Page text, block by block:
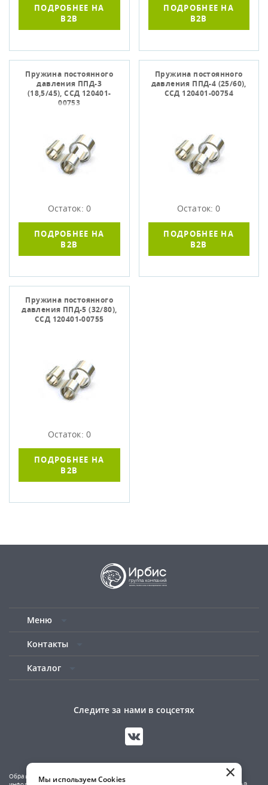
ПОДРОБНЕЕ НА
B2B
ПОДРОБНЕЕ НА
B2B
Пружина постоянного
давления ППД-3
(18,5/45), ССД 120401-
00753
Остаток: 0
ПОДРОБНЕЕ НА
B2B
Пружина постоянного
давления ППД-4 (25/60),
ССД 120401-00754
Остаток: 0
ПОДРОБНЕЕ НА
B2B
Пружина постоянного
давления ППД-5 (32/80),
ССД 120401-00755
Остаток: 0
ПОДРОБНЕЕ НА
B2B
Меню
Контакты
Каталог
Следите за нами в соцсетях
Обращаем ваше внимание на то, что данный сайт носит исключительно
×
Мы используем Cookies